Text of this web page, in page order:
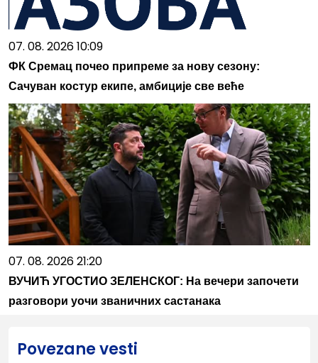
07. 08. 2026 10:09
ФК Сремац почео припреме за нову сезону:
Сачуван костур екипе, амбиције све веће
07. 08. 2026 21:20
ВУЧИЋ УГОСТИО ЗЕЛЕНСКОГ: На вечери започети
разговори уочи званичних састанака
Povezane vesti